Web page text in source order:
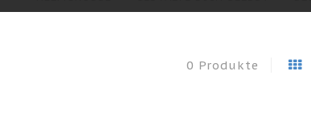
0 Produkte